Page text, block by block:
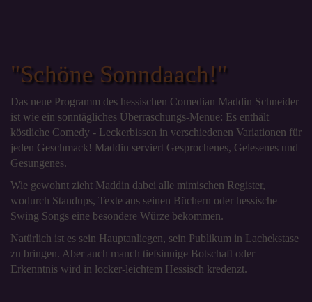
"Schöne Sonndaach!"
Das neue Programm des hessischen Comedian Maddin Schneider
ist wie ein sonntägliches Überraschungs-Menue: Es enthält
köstliche Comedy - Leckerbissen in verschiedenen Variationen für
jeden Geschmack! Maddin serviert Gesprochenes, Gelesenes und
Gesungenes.
Wie gewohnt zieht Maddin dabei alle mimischen Register,
wodurch Standups, Texte aus seinen Büchern oder hessische
Swing Songs eine besondere Würze bekommen.
Natürlich ist es sein Hauptanliegen, sein Publikum in Lachekstase
zu bringen. Aber auch manch tiefsinnige Botschaft oder
Erkenntnis wird in locker-leichtem Hessisch kredenzt.